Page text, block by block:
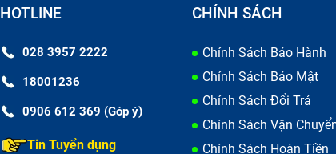
HOTLINE
028 3957 2222
18001236
0906 612 369 (Góp ý)
Tin Tuyển dụng
CHÍNH SÁCH
Chính Sách Bảo Hành
Chính Sách Bảo Mật
Chính Sách Đổi Trả
Chính Sách Vận
Chính Sách Hoàn Tiền